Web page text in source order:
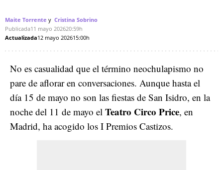
Maite Torrente
Cristina Sobrino
Publicada11 mayo 202620:59h
Actualizada12 mayo 202615:00h
No es casualidad que el término neochulapismo no
pare de aflorar en conversaciones. Aunque hasta el
día 15 de mayo no son las fiestas de San Isidro, en la
noche del 11 de mayo el Teatro Circo Price, en
Madrid, ha acogido los I Premios Castizos.